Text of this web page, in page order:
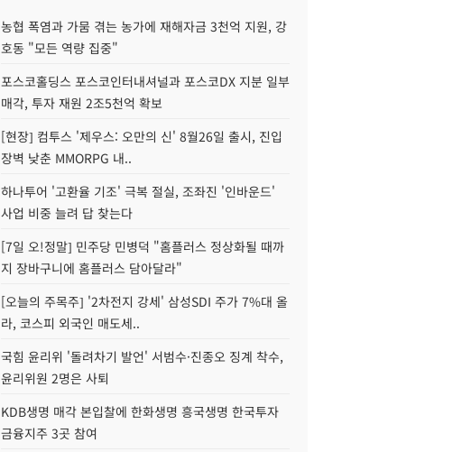
농협 폭염과 가뭄 겪는 농가에 재해자금 3천억 지원, 강
호동 "모든 역량 집중"
포스코홀딩스 포스코인터내셔널과 포스코DX 지분 일부
매각, 투자 재원 2조5천억 확보
[현장] 컴투스 '제우스: 오만의 신' 8월26일 출시, 진입
장벽 낮춘 MMORPG 내..
하나투어 '고환율 기조' 극복 절실, 조좌진 '인바운드'
사업 비중 늘려 답 찾는다
[7일 오!정말] 민주당 민병덕 "홈플러스 정상화될 때까
지 장바구니에 홈플러스 담아달라"
[오늘의 주목주] '2차전지 강세' 삼성SDI 주가 7%대 올
라, 코스피 외국인 매도세..
국힘 윤리위 '돌려차기 발언' 서범수·진종오 징계 착수,
윤리위원 2명은 사퇴
KDB생명 매각 본입찰에 한화생명 흥국생명 한국투자
금융지주 3곳 참여